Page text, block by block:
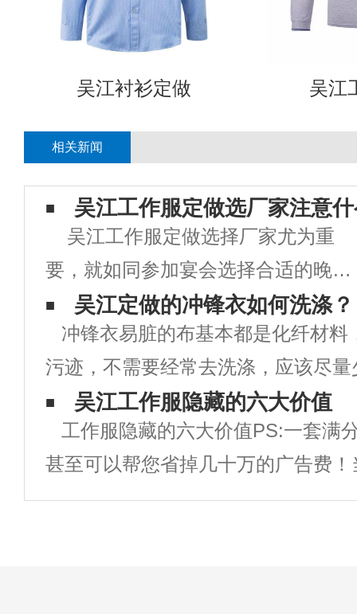
吴江衬衫定做 吴江
相关新闻
吴江工作服定做选厂家注意
吴江工作服定做选择厂家尤为重
要，就如同参加宴会选择合适的晚礼
服一样，厂家选择好了定做出来的工
作服才能够体现出企业良好的形象。
为企业打一个非常好的活广告。工作
服定做选择厂家的时候一定要注意一
吴江定做的冲锋衣如何洗涤？
冲锋衣易脏的布基本都是化纤材料
污迹，不需要经常去洗涤，应该尽
不能不洗。冲锋衣的材料一般都是
层+接缝处压胶制成的，它能实现防
气等功能，但是这类衣服在洗涤
吴江工作服隐藏的六大价值
工作服隐藏的六大价值PS:一套满
甚至可以帮您省掉几十万的广告费
企业是否需要统一定制工作服，你是